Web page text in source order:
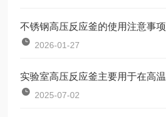
不锈钢高压反应釜的使用注意事项
2026-01-27
2025-07-02